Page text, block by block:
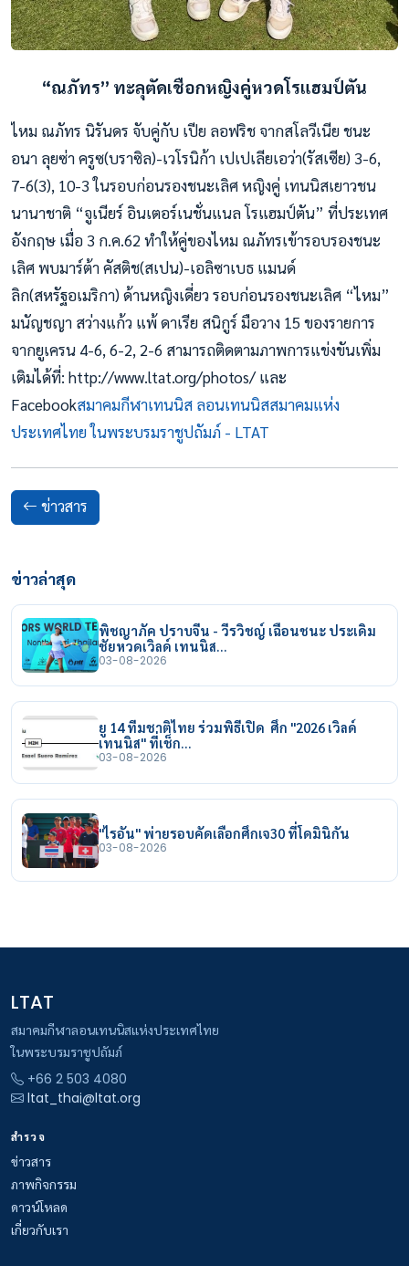
“ณภัทร” ทะลุตัดเชือกหญิงคู่หวดโรแฮมป์ตัน
ไหม ณภัทร นิรันดร จับคู่กับ เปีย ลอฟริช จากสโลวีเนีย ชนะ
อนา ลุยซ่า ครูซ(บราซิล)-เวโรนิก้า เปเปเลียเอว่า(รัสเซีย) 3-6,
7-6(3), 10-3 ในรอบก่อนรองชนะเลิศ หญิงคู่ เทนนิสเยาวชน
นานาชาติ “จูเนียร์ อินเตอร์เนชั่นแนล โรแฮมป์ตัน” ที่ประเทศ
อังกฤษ เมื่อ 3 ก.ค.62 ทำให้คู่ของไหม ณภัทรเข้ารอบรองชนะ
เลิศ พบมาร์ต้า คัสติช(สเปน)-เอลิซาเบธ แมนด์
ลิก(สหรัฐอเมริกา) ด้านหญิงเดี่ยว รอบก่อนรองชนะเลิศ “ไหม”
มนัญชญา สว่างแก้ว แพ้ ดาเรีย สนิกูร์ มือวาง 15 ของรายการ
จากยูเครน 4-6, 6-2, 2-6 สามารถติดตามภาพการแข่งขันเพิ่ม
เติมได้ที่: http://www.ltat.org/photos/ และ
Facebookสมาคมกีฬาเทนนิส ลอนเทนนิสสมาคมแห่ง
ประเทศไทย ในพระบรมราชูปถัมภ์ - LTAT
ข่าวสาร
ข่าวล่าสุด
พิชญาภัค ปราบจีน - วีรวิชญ์ เฉือนชนะ ประเดิม
ชัยหวดเวิลด์ เทนนิส…
03-08-2026
ยู 14 ทีมชาติไทย ร่วมพิธีเปิด ศึก "2026 เวิลด์
เทนนิส" ที่เช็ก…
03-08-2026
"ไรอัน" พ่ายรอบคัดเลือกศึกเจ30 ที่โดมินิกัน
03-08-2026
LTAT
สมาคมกีฬาลอนเทนนิสแห่งประเทศไทย
ในพระบรมราชูปถัมภ์
+66 2 503 4080
ltat_thai@ltat.org
สำรวจ
ข่าวสาร
ภาพกิจกรรม
ดาวน์โหลด
เกี่ยวกับเรา